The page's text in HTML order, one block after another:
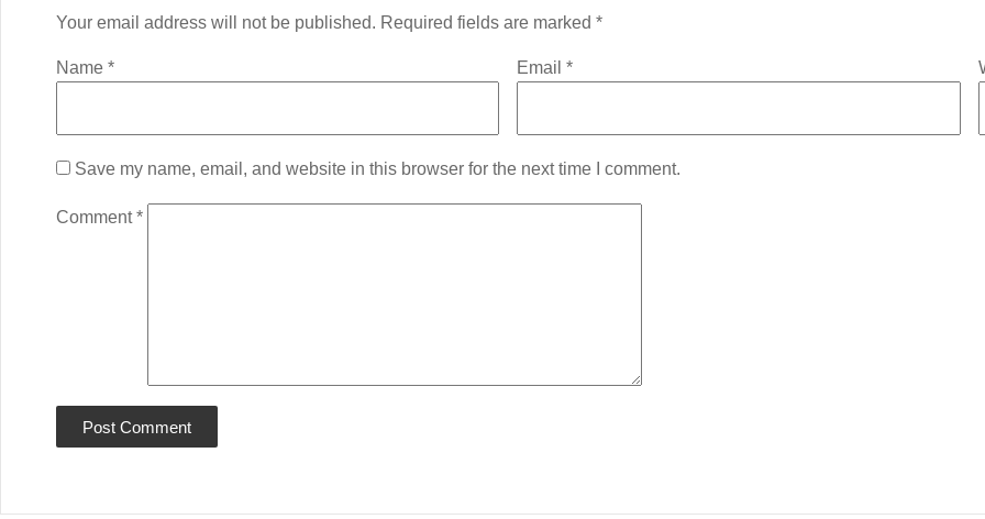
Your email address will not be published. Required fields are marked *
Name * Email*
Save my name, email, and website in this browser for the next time I comment.
Comment*